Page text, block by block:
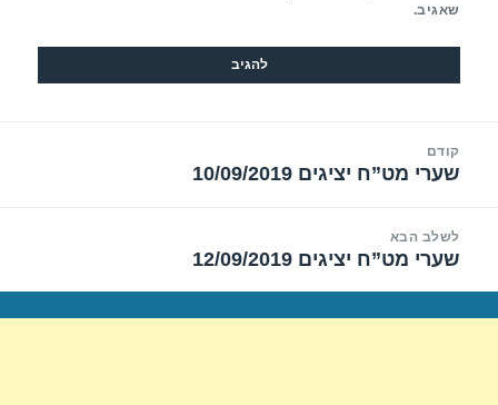
שאגיב.
קודם
הפוסט
שערי מט”ח יציגים 10/09/2019
לשלב הבא
הפוסט
שערי מט”ח יציגים 12/09/2019